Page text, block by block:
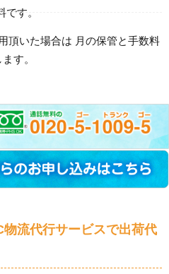
す。
頂いた場合は 月の保管と手数料
す。
流代行サービスで出荷代